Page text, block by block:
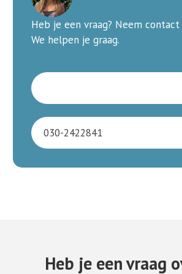
Heb je een vraag? Neem
We helpen je graag.
030-2422841
Heb je een vraag